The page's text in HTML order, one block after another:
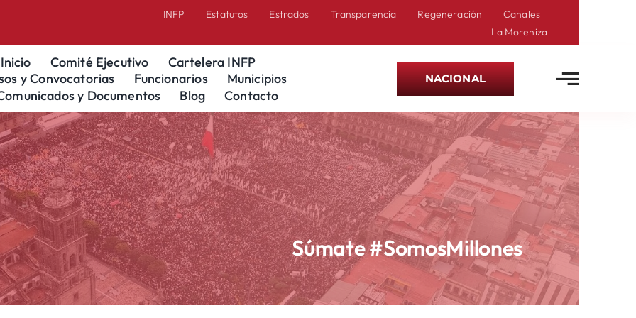
INFP Estatutos Estrados Transparencia Regeneración
Canales
La Moreniza
Inicio Comité Ejecutivo
Cartelera INFP
y Convocatorias
Funcionarios
Municipios
y Documentos
Blog Contacto
NACIONAL
Súmate #SomosMillones